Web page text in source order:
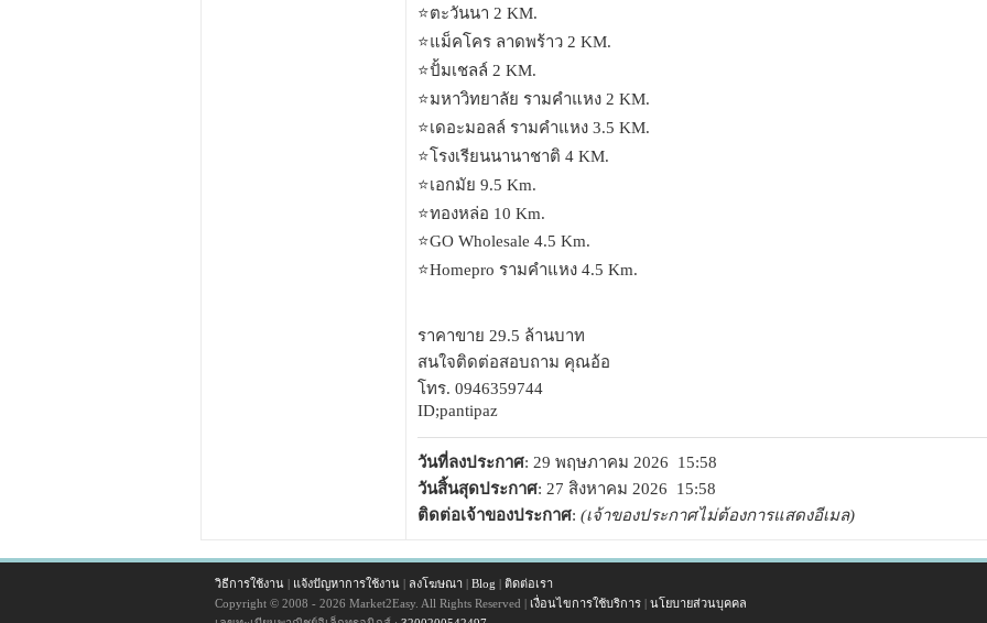
⭐️ตะวันนา 2 KM.
⭐️แม็คโคร ลาดพร้าว 2 KM.
⭐️ปั้มเชลล์ 2 KM.
⭐️มหาวิทยาลัย รามคำแหง 2 KM.
⭐️เดอะมอลล์ รามคำแหง 3.5 KM.
⭐️โรงเรียนนานาชาติ 4 KM.
⭐️เอกมัย 9.5 Km.
⭐️ทองหล่อ 10 Km.
⭐️GO Wholesale 4.5 Km.
⭐️Homepro รามคำแหง 4.5 Km.
ราคาขาย 29.5 ล้านบาท
สนใจติดต่อสอบถาม คุณอ้อ
โทร. 0946359744
ID;pantipaz
วันที่ลงประกาศ: 29 พฤษภาคม 2026 15:58
วันสิ้นสุดประกาศ: 27 สิงหาคม 2026 15:58
ติดต่อเจ้าของประกาศ: (เจ้าของประกาศไม่ต้องการแสดงอีเมล)
วิธีการใช้งาน| แจ้งปัญหาการใช้งาน| ลงโฆษณา| Blog | ติดต่อเรา
Copyright © 2008 - 2026 Market2Easy. All Rights Reserved | เงื่อนไขการใช้บริการ| นโยบายส่วนบุคคล